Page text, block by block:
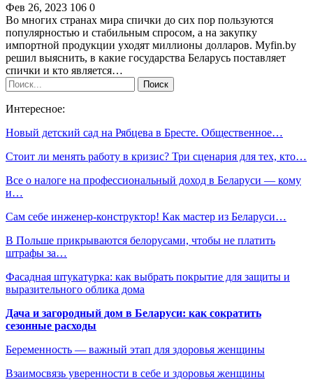
Фев 26, 2023 106 0
Во многих странах мира спички до сих пор пользуются
популярностью и стабильным спросом, а на закупку
импортной продукции уходят миллионы долларов. Myfin.by
решил выяснить, в какие государства Беларусь поставляет
спички и кто является…
Интересное:
Новый детский сад на Рябцева в Бресте. Общественное…
Стоит ли менять работу в кризис? Три сценария для тех, кто…
Все о налоге на профессиональный доход в Беларуси — кому
и…
Сам себе инженер-конструктор! Как мастер из Беларуси…
В Польше прикрываются белорусами, чтобы не платить
штрафы за…
Фасадная штукатурка: как выбрать покрытие для защиты и
выразительного облика дома
Дача и загородный дом в Беларуси: как сократить
сезонные расходы
Беременность — важный этап для здоровья женщины
Взаимосвязь уверенности в себе и здоровья женщины